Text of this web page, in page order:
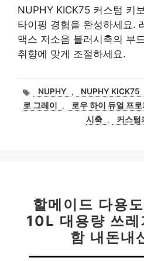
NUPHY KICK75 커스텀 키
타이핑 경험을 완성하세요.
맥스 저소음 블러시축의 부
취향에 맞게 조절하세요.
태
그
NUPHY , NUPHY KICK75
로 그레이
, 로우 하이 듀얼 프로
시축 , 커스텀
할메이드 다용
10L 대용량 쓰레
함 내돈내